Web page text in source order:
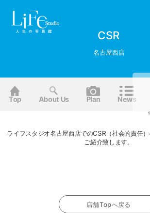
CSR
名古屋西店
Top About Us Plan News
ライフスタジオ名古屋西店でのCSR（社会的責任
ご紹介致します。
店舗Topへ戻る